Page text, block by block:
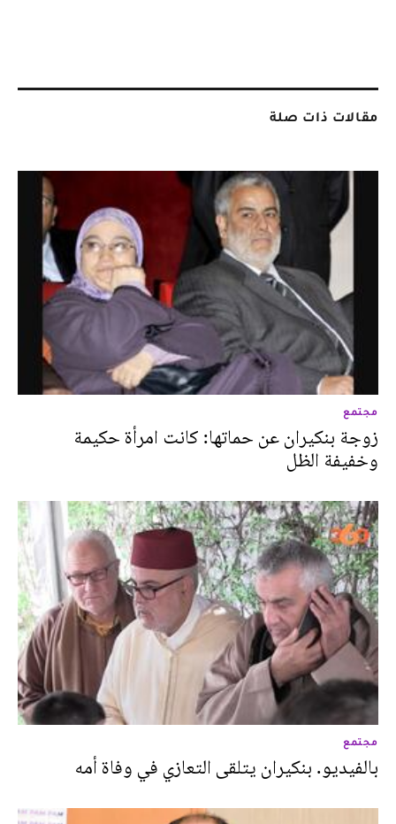
مقالات ذات صلة
مجتمع
زوجة بنكيران عن حماتها: كانت امرأة حكيمة
وخفيفة الظل
مجتمع
بالفيديو. بنكيران يتلقى التعازي في وفاة أمه